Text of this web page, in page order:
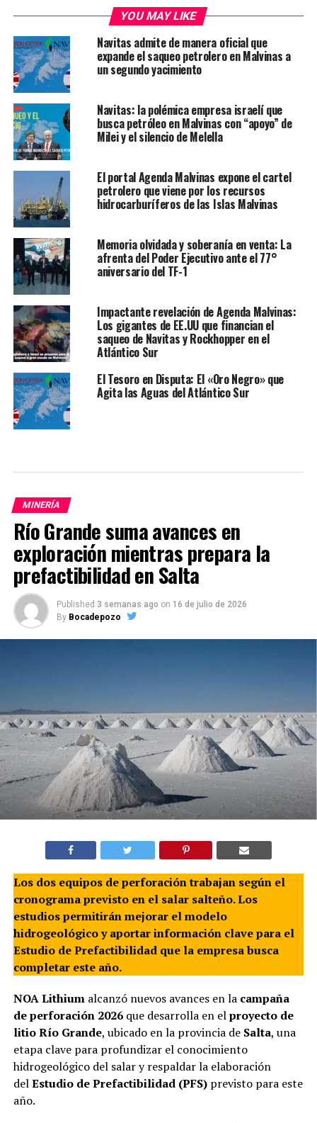
YOU MAY LIKE
Navitas admite de manera oficial que
expande el saqueo petrolero en Malvinas a
un segundo yacimiento
Navitas: la polémica empresa israelí que
busca petróleo en Malvinas con “apoyo” de
Milei y el silencio de Melella
El portal Agenda Malvinas expone el cartel
petrolero que viene por los recursos
hidrocarburíferos de las Islas Malvinas
Memoria olvidada y soberanía en venta: La
afrenta del Poder Ejecutivo ante el 77°
aniversario del TF-1
Impactante revelación de Agenda Malvinas:
Los gigantes de EE.UU que financian el
saqueo de Navitas y Rockhopper en el
Atlántico Sur
El Tesoro en Disputa: El «Oro Negro» que
Agita las Aguas del Atlántico Sur
MINERÍA
Río Grande suma avances en
exploración mientras prepara la
prefactibilidad en Salta
Published 3 semanas ago on 16 de julio de 2026
By Bocadepozo
Los dos equipos de perforación trabajan según el
cronograma previsto en el salar salteño. Los
estudios permitirán mejorar el modelo
hidrogeológico y aportar información clave para el
Estudio de Prefactibilidad que la empresa busca
completar este año.
NOA Lithiumalcanzó nuevos avances en la campaña
de perforación 2026que desarrolla en elproyecto de
litio Río Grande, ubicado en la provincia de Salta, una
etapa clave para profundizar el conocimiento
hidrogeológico del salar y respaldar la elaboración
delEstudio de Prefactibilidad (PFS)previsto para este
año.